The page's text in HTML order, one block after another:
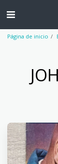
Página de inicio